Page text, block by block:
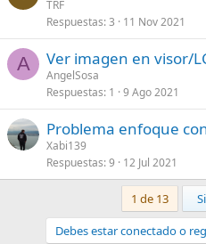
TRF
Respuestas 3 11 Nov 2021
A Ver imagen en visor/
AngelSosa
Respuestas 1 9 Ago 2021
Problema enfoque
Xabi139
Respuestas 9 12 Jul 2021
1 de 13
Debes estar conectado o